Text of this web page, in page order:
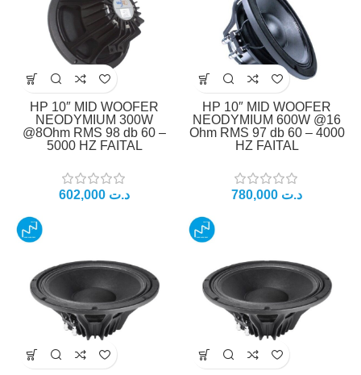
HP 10″ MID WOOFER
NEODYMIUM 300W
@8Ohm RMS 98 db 60 –
5000 HZ FAITAL
د.ت
HP 10″ MID WOOFER
NEODYMIUM 600W @16
Ohm RMS 97 db 60 – 4000
HZ FAITAL
د.ت